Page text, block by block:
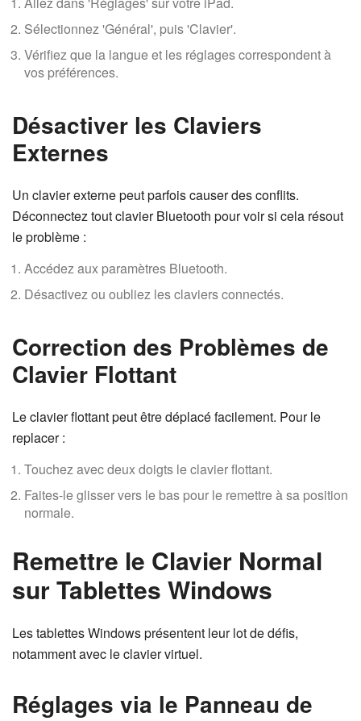
Sélectionnez 'Général', puis 'Clavier'.
Vérifiez que la langue et les réglages correspondent à
vos préférences.
Désactiver les Claviers
Externes
Un clavier externe peut parfois causer des conflits.
Déconnectez tout clavier Bluetooth pour voir si cela résout
le problème :
Accédez aux paramètres Bluetooth.
Désactivez ou oubliez les claviers connectés.
Correction des Problèmes de
Clavier Flottant
Le clavier flottant peut être déplacé facilement. Pour le
replacer :
Touchez avec deux doigts le clavier flottant.
Faites-le glisser vers le bas pour le remettre à sa position
normale.
Remettre le Clavier Normal
sur Tablettes Windows
Les tablettes Windows présentent leur lot de défis,
notamment avec le clavier virtuel.
Réglages via le Panneau de